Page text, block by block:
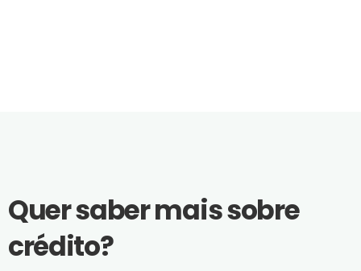
Quer saber mais sobre
crédito?